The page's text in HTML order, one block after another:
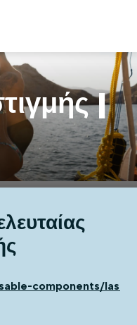
|
components/last-